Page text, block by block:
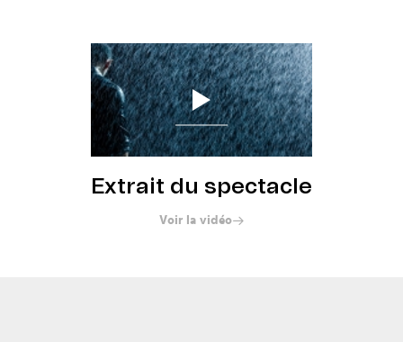
Réserver
Extrait du spectacle
Voir la vidéo